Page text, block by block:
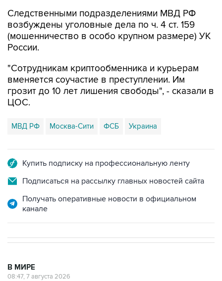
Следственными подразделениями МВД РФ
возбуждены уголовные дела по ч. 4 ст. 159
(мошенничество в особо крупном размере) УК
России.
"Сотрудникам криптообменника и курьерам
вменяется соучастие в преступлении. Им
грозит до 10 лет лишения свободы", - сказали в
ЦОС.
МВД РФ Москва-Сити ФСБ Украина
Купить подписку на профессиональную ленту
Подписаться на рассылку главных новостей сайта
Получать оперативные новости в официальном
канале
В МИРЕ
08:47, 7 августа 2026